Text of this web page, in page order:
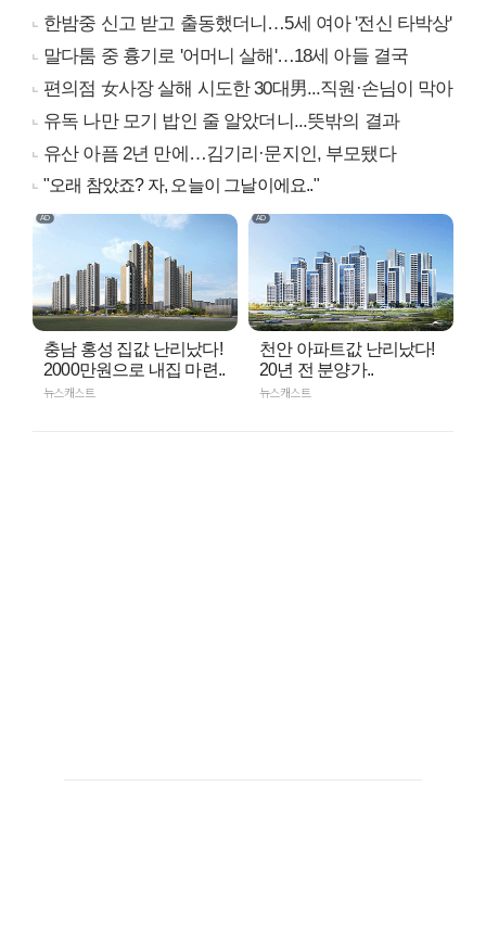
한밤중 신고 받고 출동했더니…5세 여아 '전신 타박상'
말다툼 중 흉기로 '어머니 살해'…18세 아들 결국
편의점 女사장 살해 시도한 30대男...직원·손님이 막아
유독 나만 모기 밥인 줄 알았더니...뜻밖의 결과
유산 아픔 2년 만에…김기리·문지인, 부모됐다
"오래 참았죠? 자, 오늘이 그날이에요.."
충남 홍성 집값 난리났다!
2000만원으로 내집 마련..
뉴스캐스트
천안 아파트값 난리났다!
20년 전 분양가..
뉴스캐스트